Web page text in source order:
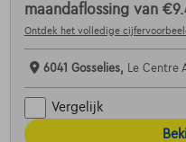
maandaflossing van
Ontdek het volledige
6041 Gosselies, Le Centre
Vergelijk